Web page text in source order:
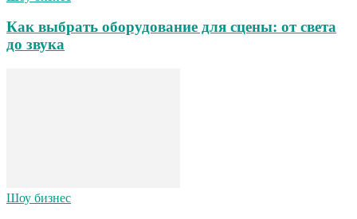
Как выбрать оборудование для сцены: от света
до звука
Шоу бизнес